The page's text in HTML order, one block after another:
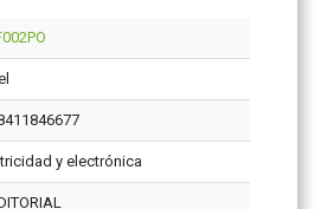
y electrónica